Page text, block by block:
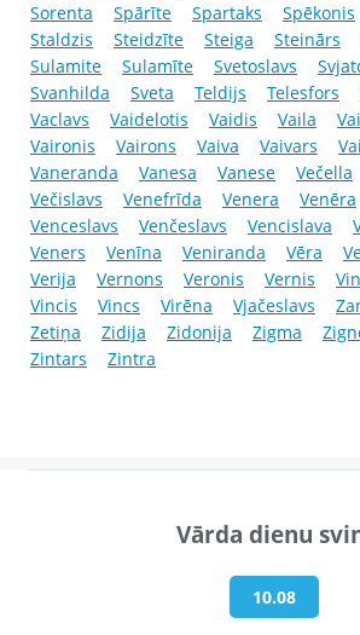
Sorenta
Spārīte Spartaks Spēkonis
Staldzis
Steidzīte Steiga Steinārs
Sulamite
Sulamīte Svetoslavs
Svanhilda
Sveta Teldijs Telesfors
Vaclavs
Vaidelotis Vaidis Vaila
Vaironis
Vairons Vaiva Vaivars
Vaneranda
Vanesa Vanese Večella
Večislavs
Venefrīda Venera Venēra
Venceslavs
Venčeslavs Vencislava
Veners
Venīna Veniranda Vēra
Verija
Vernons Veronis Vernis
Vincis
Vincs Virēna Vjačeslavs
Zetiņa
Zidija Zidonija Zigma
Zintars
Zintra
Vārda dienu
10.08